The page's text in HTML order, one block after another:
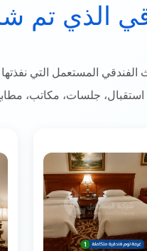
الذي تم
الفندقي المستعمل التي
جلسات، مكاتب،